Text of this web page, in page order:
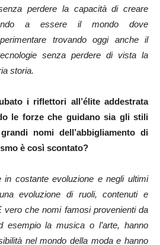
perdere la capacità di creare
a essere il mondo dove
trovando oggi anche il
senza perdere di vista la
storia.
i riflettori all’élite addestrata
le forze che guidano sia gli stili
nomi dell’abbigliamento di
è così scontato?
in costante evoluzione e negli ultimi
evoluzione di ruoli, contenuti e
vero che nomi famosi provenienti da
esempio la musica o l’arte, hanno
nel mondo della moda e hanno